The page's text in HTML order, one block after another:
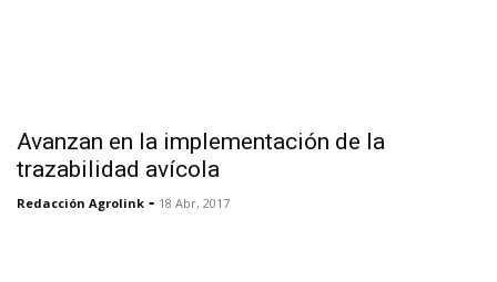
Avanzan en la implementación de la
trazabilidad avícola
Redacción Agrolink - 18 Abr, 2017